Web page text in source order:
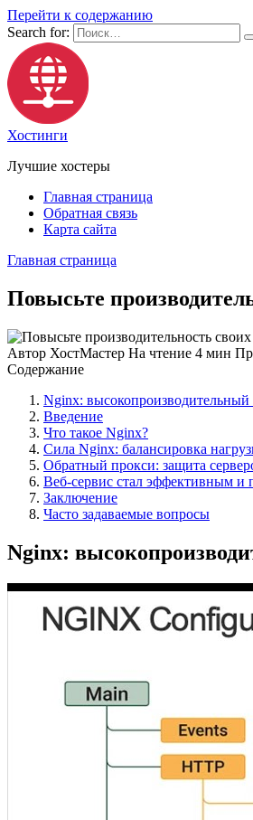
Перейти к содержанию
Search for:
Хостинги
Лучшие хостеры
Главная страница
Обратная связь
Карта сайта
Главная страница
Повысьте
Автор ХостМастер На чтение 4 мин
Содержание
Nginx: высокопроизводительный
Введение
Что такое Nginx?
Сила Nginx: балансировка
Обратный прокси: защита
Веб-сервис стал эффективным и
Заключение
Часто задаваемые вопросы
Nginx: